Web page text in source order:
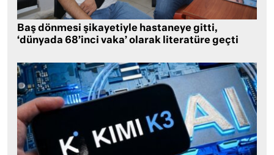
Baş dönmesi şikayetiyle hastaneye gitti,
‘dünyada 68’inci vaka’ olarak literatüre geçti